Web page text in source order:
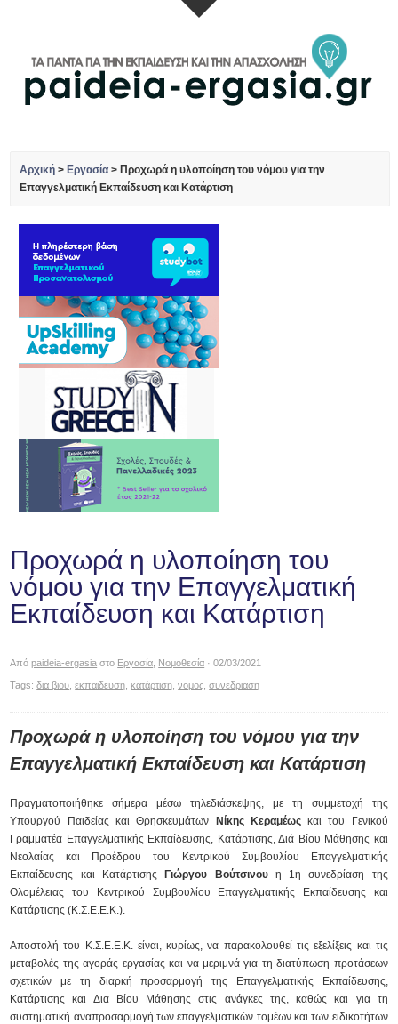
Αρχική > Εργασία > Προχωρά η υλοποίηση του νόμου για την
Επαγγελματική Εκπαίδευση και Κατάρτιση
Προχωρά η υλοποίηση του
νόμου για την Επαγγελματική
Εκπαίδευση και Κατάρτιση
Απόpaideia-ergasia στο Εργασία Νομοθεσία · 02/03/2021
Tags:δια βιου ,εκπαιδευση ,κατάρτιση ,νομος ,συνεδριαση
Προχωρά η υλοποίηση του νόμου για την
Επαγγελματική Εκπαίδευση και Κατάρτιση
Πραγματοποιήθηκε σήμερα μέσω τηλεδιάσκεψης, με τη συμμετοχή της
Υπουργού Παιδείας και Θρησκευμάτων
Νίκης Κεραμέωςκαι του Γενικού
Γραμματέα Επαγγελματικής Εκπαίδευσης, Κατάρτισης, Διά Βίου Μάθησης και
Νεολαίας και Προέδρου του Κεντρικού Συμβουλίου Επαγγελματικής
Εκπαίδευσης και Κατάρτισης
Γιώργου Βούτσινουη 1η συνεδρίαση της
Ολομέλειας του Κεντρικού Συμβουλίου Επαγγελματικής Εκπαίδευσης και
Κατάρτισης (Κ.Σ.Ε.Ε.Κ.).
Αποστολή του Κ.Σ.Ε.Ε.Κ. είναι, κυρίως, να παρακολουθεί τις εξελίξεις και τις
μεταβολές της αγοράς εργασίας και να μεριμνά για τη διατύπωση προτάσεων
σχετικών με τη διαρκή προσαρμογή της Επαγγελματικής Εκπαίδευσης,
Κατάρτισης και Δια Βίου Μάθησης στις ανάγκες της, καθώς και για τη
συστηματική αναπροσαρμογή των επαγγελματικών τομέων και των ειδικοτήτων